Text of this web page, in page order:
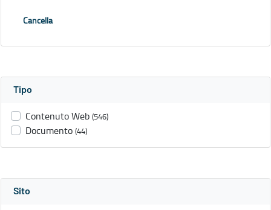
Cancella
Tipo
Contenuto Web (546)
Documento (44)
Sito